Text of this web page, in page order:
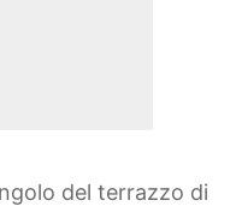
del terrazzo di